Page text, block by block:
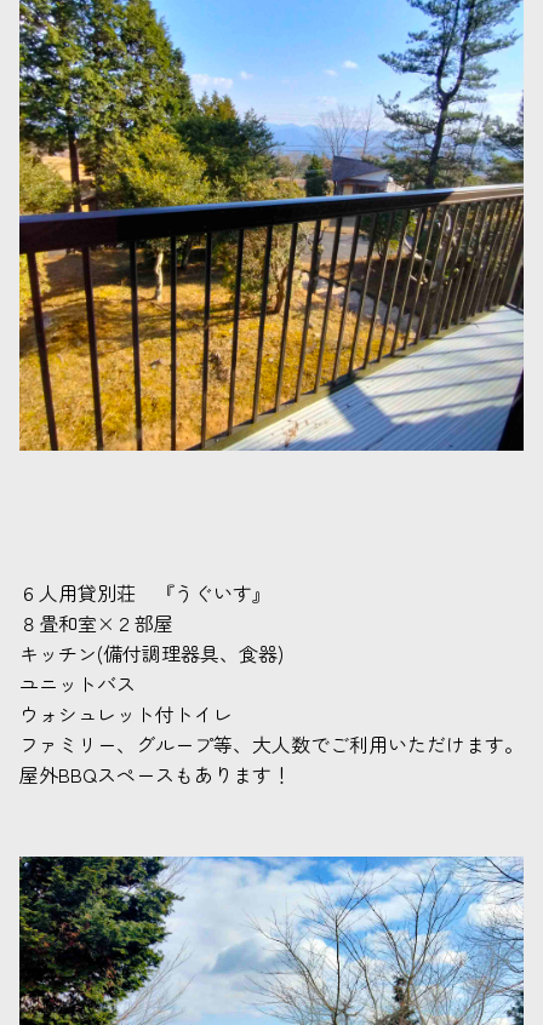
６人用貸別荘 『うぐいす』
８畳和室×２部屋
キッチン(備付調理器具、食器)
ユニットバス
ウォシュレット付トイレ
ファミリー、グループ等、大人数でご利用いただけます。
屋外BBQスペースもあります！